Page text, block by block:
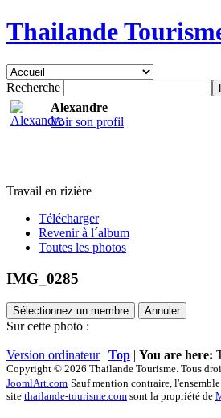
Thailande
Recherche
Alexandre
Voir son profil
Travail en rizière
Télécharger
Revenir à l´album
Toutes les photos
IMG_0285
Sélectionnez un membre Annuler
Sur cette photo :
Version ordinateur| Top | You are here:
Copyright © 2026 Thailande Tourisme. Tous
JoomlArt.com Sauf mention contraire,
site thailande-tourisme.com sont la propriété de